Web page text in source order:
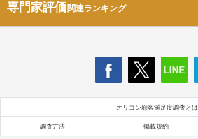
専門家評価関連ランキング
オリコン顧客満足度調査とは
調査方法 掲載規約